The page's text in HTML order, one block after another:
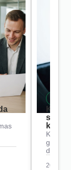
Kaip
2026-